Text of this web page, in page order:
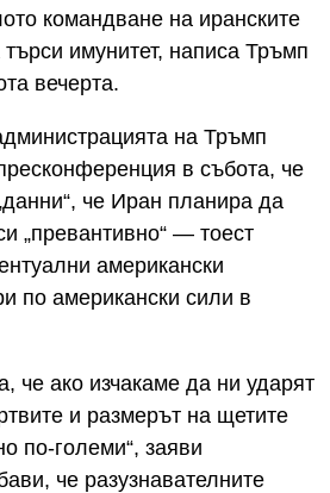
командване на иранските
имунитет, написа Тръмп
вечерта.
на Тръмп
в събота, че
че Иран планира да
„превантивно“ — тоест
американски
по американски сили в
че ако изчакаме да ни ударят
и размерът на щетите
по-големи“, заяви
че разузнавателните